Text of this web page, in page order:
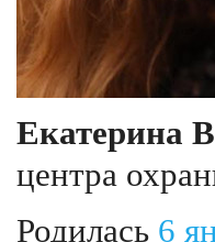
Екатерина
центра
Родилась 6